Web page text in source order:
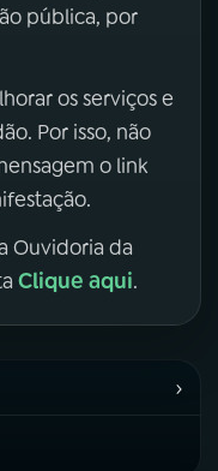
pública, por
os serviços e
Por isso, não
o link
Ouvidoria da
Clique aqui.
›